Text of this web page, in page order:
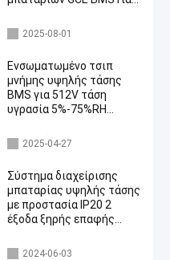
αποθήκευση C & I ESS
Ενεργειακή αποθήκευση BMS
2025-08-01
Ενσωματωμένο τσιπ
μνήμης υψηλής τάσης
BMS για 512V τάση
υγρασία 5%-75%RH
δεδομένων
υψηλή τάση bms
2025-04-27
Σύστημα διαχείρισης
μπαταρίας υψηλής τάσης
με προστασία IP20 2
έξοδα ξηρής επαφής
Ενεργειακή αποθήκευση BMS
2024-06-03